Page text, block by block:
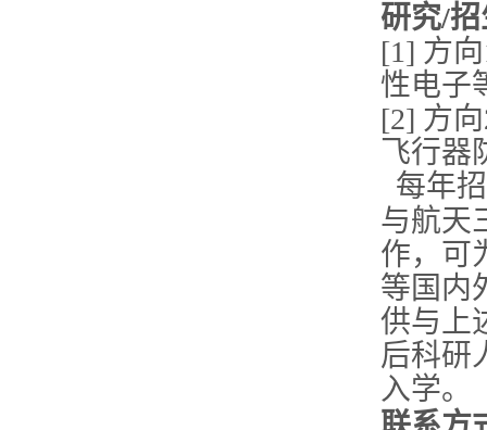
研究/
[1] 方
性电子
[2] 方
飞行器
每年
与航天
作，可
等国内
供与上
后科研
入学。